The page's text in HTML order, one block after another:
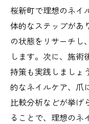
話題のデ
トレンド
自分らし
研究され
ネイルサ
ネイル好き必
ネイル好
桜新町で理想のネイ
体的なステップがあ
の状態をリサーチし
します。次に、施
持策も実践しましょ
的なネイルケア、爪
比較分析などが挙げ
ることで、理想のネ